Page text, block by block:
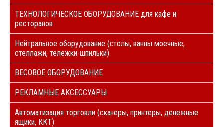
ТЕХНОЛОГИЧЕСКОЕ ОБОРУДОВАНИЕ для кафе и
ресторанов
Нейтральное оборудование (столы, ванны моечные,
стеллажи, тележки-шпильки)
ВЕСОВОЕ ОБОРУДОВАНИЕ
РЕКЛАМНЫЕ АКСЕССУАРЫ
Автоматизация торговли (сканеры, принтеры, денежные
ящики, ККТ)